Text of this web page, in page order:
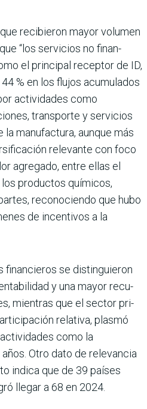
recibieron mayor volumen
“los servicios no finan­
el principal receptor de ID,
% en los flujos acumulados
actividades como
trans­porte y servicios
la manufac­tura, aunque más
relevante con foco
agregado, entre ellas el
productos quí­micos,
reconociendo que hubo
de incentivos a la
financieros se distinguieron
y una mayor recu­
mientras que el sector pri­
relativa, plasmó
como la
Otro dato de relevancia
indica que de 39 países
llegar a 68 en 2024.